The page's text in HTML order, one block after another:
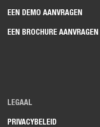
EEN DEMO AANVRAGEN
EEN BROCHURE AANVRAGEN
LEGAAL
PRIVACYBELEID